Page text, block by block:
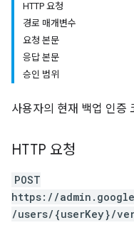
HTTP 요청
경로 매개변수
요청 본문
응답 본문
승인 범위
사용자의 현재 백업 인증
HTTP 요청
POST
https://
/users/{userKey}/